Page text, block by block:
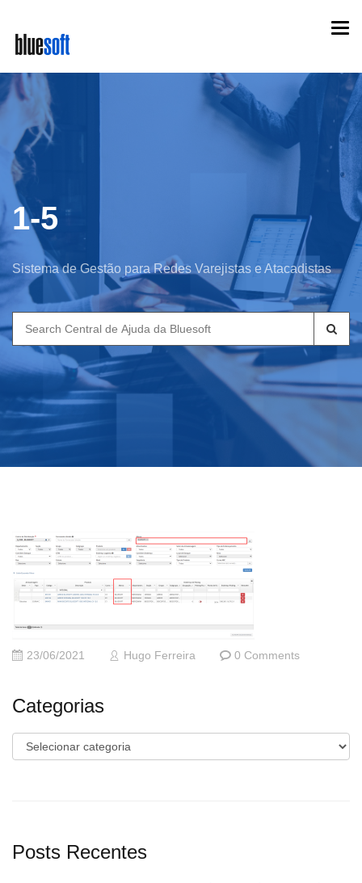
main
content
1-5
Sistema de Gestão para Redes Varejistas e Atacadistas
Search
for:
23/06/2021 Hugo Ferreira 0 Comments
Categorias
Categorias
Posts Recentes